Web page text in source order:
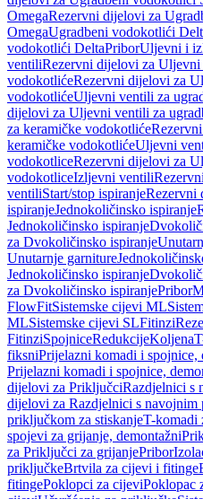
OmegaRezervni dijelovi za
OmegaUgradbeni vodokotlići
vodokotlići DeltaPriborUljevni i
ventiliRezervni dijelovi za
vodokotlićeRezervni dijelovi za
vodokotlićeUljevni ventili za
dijelovi za Uljevni ventili za
za keramičke vodokotliće
keramičke vodokotlićeUljevni
vodokotliceRezervni dijelovi za
vodokotliceIzljevni ventili
ventiliStart/stop ispiranjeRezervni
ispiranjeJednokoličinsko ispiranje
Jednokoličinsko ispiranje
za Dvokoličinsko ispiranje
Unutarnje garniture
Jednokoličinsko ispiranje
za Dvokoličinsko ispiranjePribor
FlowFitSistemske cijevi ML
MLSistemske cijevi SLFitinzi
FitinziSpojniceRedukcijeKoljena
fiksniPrijelazni komadi i spojnice,
Prijelazni komadi i spojnice,
dijelovi za PriključciRazdjelnici s
dijelovi za Razdjelnici s
priključkom za stiskanjeT-komadi
spojevi za grijanje, demontažni
za Priključci za grijanjePribor
priključkeBrtvila za cijevi i fitinge
fitingePoklopci za cijeviPoklopac